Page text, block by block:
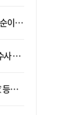
증발
담합”
착화